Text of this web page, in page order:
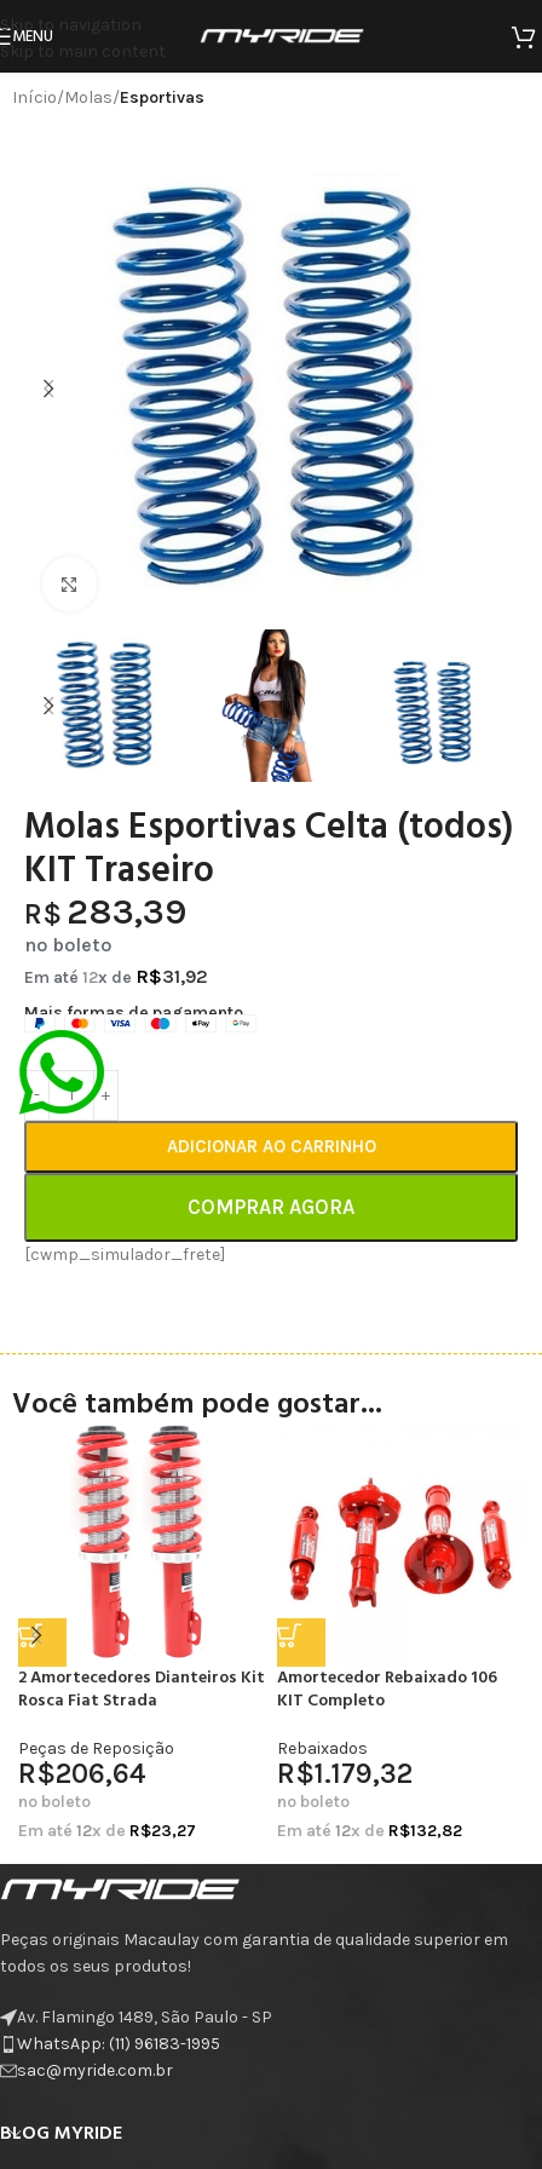
Skip to navigation
Skip to main content
MENU
Início Molas Esportivas
Clique para ampliar
Molas Esportivas Celta (todos)
KIT Traseiro
R$ 283,39
no boleto
Em até 12x de R$31,92
Mais formas de pagamento
ADICIONAR AO CARRINHO
COMPRAR AGORA
[cwmp_simulador_frete]
Você também pode gostar...
2 Amortecedores Dianteiros Kit
Rosca Fiat Strada
Peças de Reposição
R$206,64
no boleto
Em até 12x de R$23,27
Amortecedor Rebaixado 106
KIT Completo
Rebaixados
R$1.179,32
no boleto
Em até 12x de R$132,82
Peças originais Macaulay com garantia de qualidade superior em
todos os seus produtos!
Av. Flamingo 1489, São Paulo - SP
WhatsApp: (11) 96183-1995
sac@myride.com.br
BLOG MYRIDE